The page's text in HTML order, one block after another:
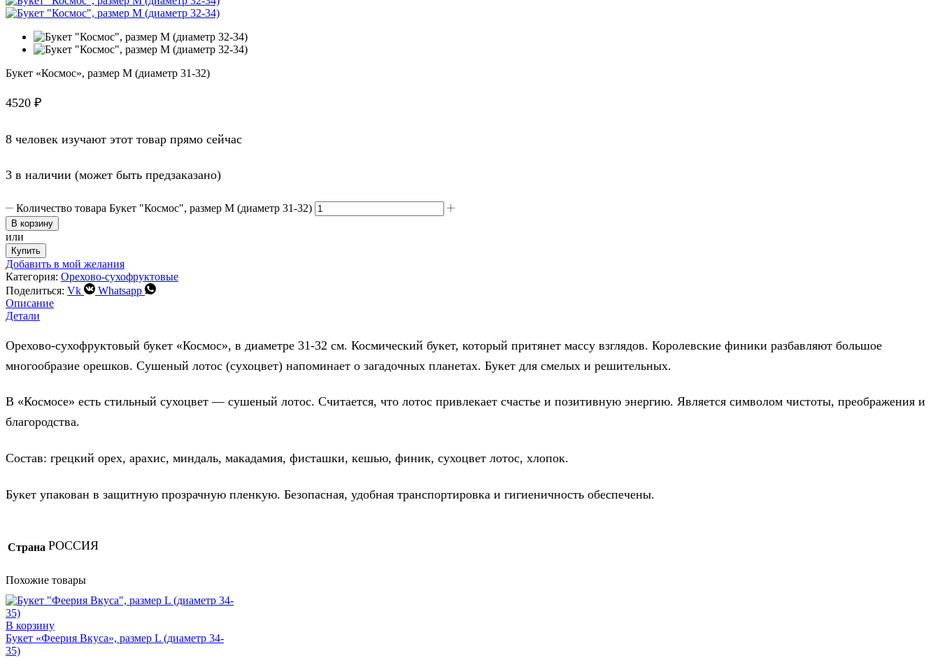
Букет «Космос», размер M (диаметр 31-32)
4520 ₽
8 человек изучают этот товар прямо сейчас
3 в наличии (может быть предзаказано)
Количество товара Букет "Космос", размер M (диаметр 31-32)
В корзину
или
Купить
Добавить в мой желания
Категория: Орехово-сухофруктовые
Поделиться: Vk
Whatsapp
Описание
Детали
Орехово-сухофруктовый букет «Космос», в диаметре 31-32 см. Космический букет, который притянет массу взглядов. Королевские финики разбавляют большое
многообразие орешков. Сушеный лотос (сухоцвет) напоминает о загадочных планетах. Букет для смелых и решительных.
В «Космосе» есть стильный сухоцвет — сушеный лотос. Считается, что лотос привлекает счастье и позитивную энергию. Является символом чистоты, преображения и
благородства.
Состав: грецкий орех, арахис, миндаль, макадамия, фисташки, кешью, финик, сухоцвет лотос, хлопок.
Букет упакован в защитную прозрачную пленкую. Безопасная, удобная транспортировка и гигиеничность обеспечены.
Страна РОССИЯ
Похожие товары
В корзину
Букет «Феерия Вкуса», размер L (диаметр 34-
35)